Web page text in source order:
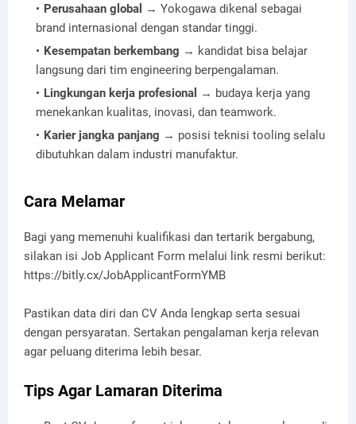
Perusahaan global
→ Yokogawa dikenal sebagai
brand internasional dengan standar tinggi.
Kesempatan berkembang → kandidat bisa belajar
langsung dari tim engineering berpengalaman.
Lingkungan kerja profesional
→ budaya kerja yang
menekankan kualitas, inovasi, dan teamwork.
Karier jangka panjang → posisi teknisi tooling selalu
dibutuhkan dalam industri manufaktur.
Cara Melamar
Bagi yang memenuhi kualifikasi dan tertarik bergabung,
silakan isi Job Applicant Form melalui link resmi berikut:
https://bitly.cx/JobApplicantFormYMB
Pastikan data diri dan CV Anda lengkap serta sesuai
dengan persyaratan. Sertakan pengalaman kerja relevan
agar peluang diterima lebih besar.
Tips Agar Lamaran Diterima